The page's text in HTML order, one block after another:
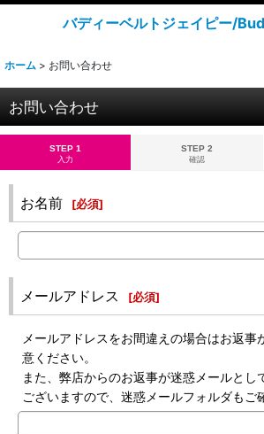
バディーベルトジェイピー/
ホーム > お問い合わせ
お問い合わせ
STEP 1
入力
STEP 2
確認
お名前 [必須]
メールアドレス [必須]
メールアドレスをお間違えの場合はお返事
意ください。
また、弊店からのお返事が迷惑メールとし
ございますので、迷惑メールフォルダもご